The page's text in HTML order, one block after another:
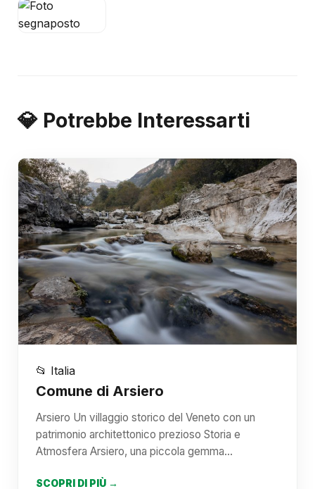
💎 Potrebbe Interessarti
📂 Italia
Comune di Arsiero
Arsiero Un villaggio storico del Veneto con un
patrimonio architettonico prezioso Storia e
Atmosfera Arsiero, una piccola gemma…
SCOPRI DI PIÙ →